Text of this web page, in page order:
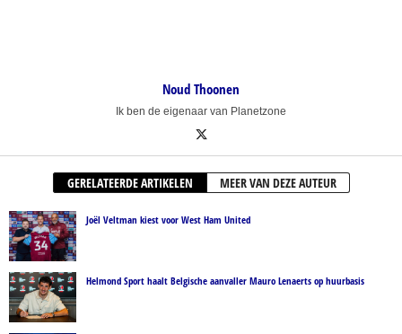
Noud Thoonen
Ik ben de eigenaar van Planetzone
GERELATEERDE ARTIKELEN MEER VAN DEZE AUTEUR
Joël Veltman kiest voor West Ham United
Helmond Sport haalt Belgische aanvaller Mauro Lenaerts op huurbasis